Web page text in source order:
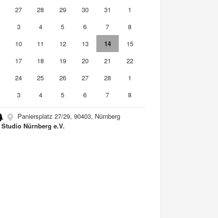
27 28 29 30 31
1
3 4 5 6 7
8
10 11 12 13 14
15
17 18 19 20 21
22
24 25 26 27 28
1
3 4 5 6 7 8
Paniersplatz 27/29, 90403, Nürnberg
Nürnberg e.V.